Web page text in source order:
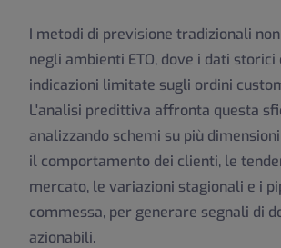
I metodi di previsione tradizionali
negli ambienti ETO, dove i dati
indicazioni limitate sugli ordini
L'analisi predittiva affronta questa
analizzando schemi su più
il comportamento dei clienti, le
mercato, le variazioni stagionali e i
commessa, per generare segnali di
azionabili.